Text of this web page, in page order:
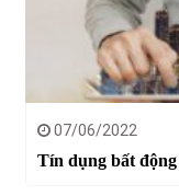
07/06/2022
Tín dụng bất